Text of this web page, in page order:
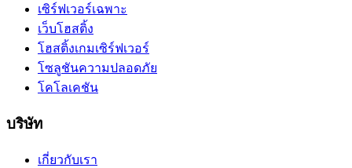
เซิร์ฟเวอร์เฉพาะ
เว็บโฮสติ้ง
โฮสติ้งเกมเซิร์ฟเวอร์
โซลูชันความปลอดภัย
โคโลเคชัน
บริษัท
เกี่ยวกับเรา